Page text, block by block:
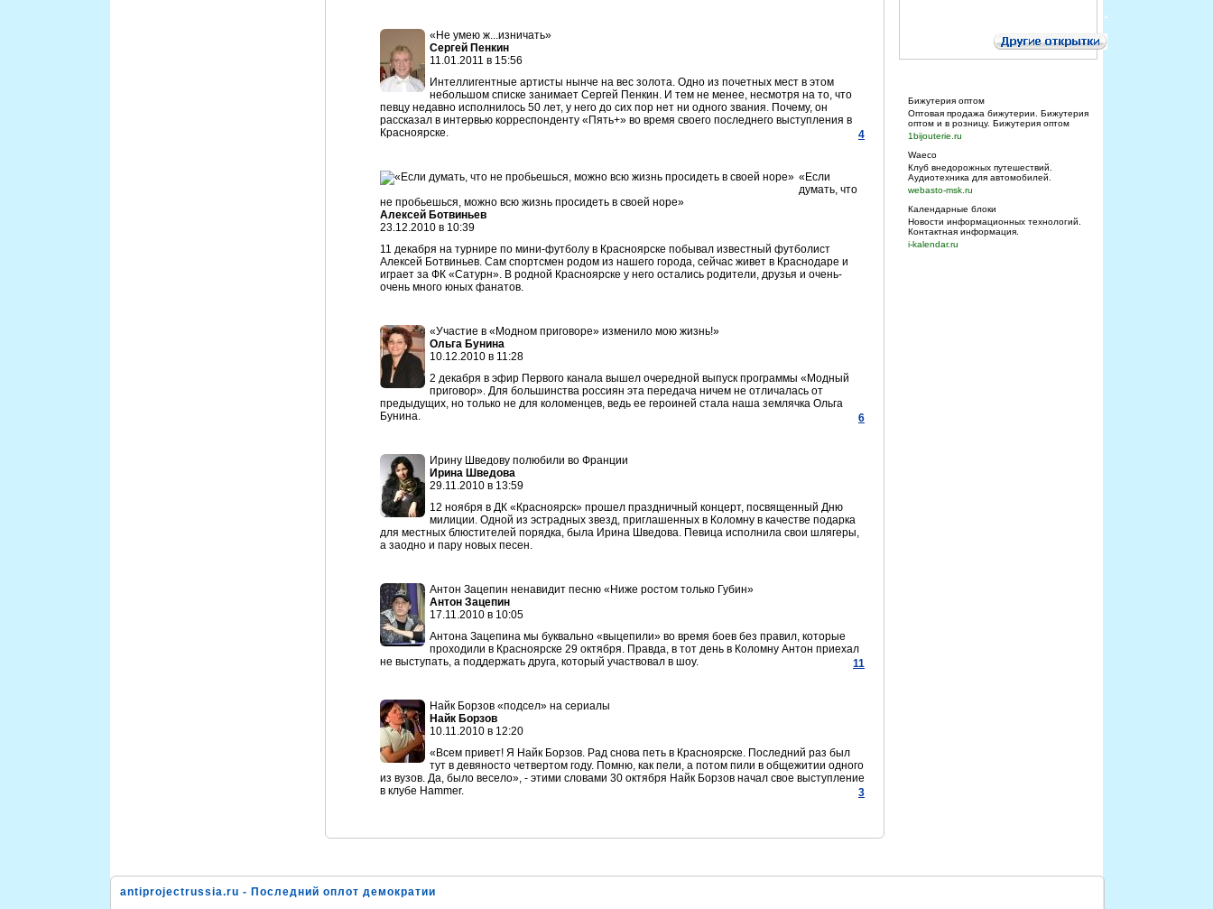
«Не умею ж...изничать»
Сергей Пенкин
11.01.2011 в 15:56
Интеллигентные артисты нынче на вес золота. Одно из почетных мест в этом
небольшом списке занимает Сергей Пенкин. И тем не менее, несмотря на то, что
певцу недавно исполнилось 50 лет, у него до сих пор нет ни одного звания. Почему, он
рассказал в интервью корреспонденту «Пять+» во время своего последнего выступления в
Красноярске.
4
«Если
думать, что
не пробьешься, можно всю жизнь просидеть в своей норе»
Алексей Ботвиньев
23.12.2010 в 10:39
11 декабря на турнире по мини-футболу в Красноярске побывал известный футболист
Алексей Ботвиньев. Сам спортсмен родом из нашего города, сейчас живет в Краснодаре и
играет за ФК «Сатурн». В родной Красноярске у него остались родители, друзья и очень-
очень много юных фанатов.
«Участие в «Модном приговоре» изменило мою жизнь!»
Ольга Бунина
10.12.2010 в 11:28
2 декабря в эфир Первого канала вышел очередной выпуск программы «Модный
приговор». Для большинства россиян эта передача ничем не отличалась от
предыдущих, но только не для коломенцев, ведь ее героиней стала наша землячка Ольга
Бунина.
6
Ирину Шведову полюбили во Франции
Ирина Шведова
29.11.2010 в 13:59
12 ноября в ДК «Красноярск» прошел праздничный концерт, посвященный Дню
милиции. Одной из эстрадных звезд, приглашенных в Коломну в качестве подарка
для местных блюстителей порядка, была Ирина Шведова. Певица исполнила свои шлягеры,
а заодно и пару новых песен.
Антон Зацепин ненавидит песню «Ниже ростом только Губин»
Антон Зацепин
17.11.2010 в 10:05
Антона Зацепина мы буквально «выцепили» во время боев без правил, которые
проходили в Красноярске 29 октября. Правда, в тот день в Коломну Антон приехал
не выступать, а поддержать друга, который участвовал в шоу.
11
Найк Борзов «подсел» на сериалы
Найк Борзов
10.11.2010 в 12:20
«Всем привет! Я Найк Борзов. Рад снова петь в Красноярске. Последний раз был
тут в девяносто четвертом году. Помню, как пели, а потом пили в общежитии одного
из вузов. Да, было весело», - этими словами 30 октября Найк Борзов начал свое выступление
в клубе Hammer.
3
Бижутерия оптом
Оптовая продажа бижутерии. Бижутерия
оптом и в розницу. Бижутерия оптом
1bijouterie.ru
Waeco
Клуб внедорожных путешествий.
Аудиотехника для автомобилей.
webasto-msk.ru
Календарные блоки
Новости информационных технологий.
Контактная информация.
i-kalendar.ru
antiprojectrussia.ru - Последний оплот демократии